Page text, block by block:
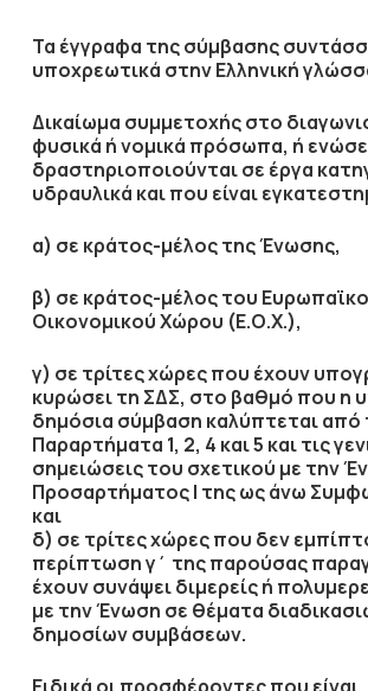
Τα έγγραφα της σύμβασης
υποχρεωτικά στην Ελληνική
Δικαίωμα συμμετοχής στο
φυσικά ή νομικά πρόσωπα, ή
δραστηριοποιούνται σε έργα
υδραυλικά και που είναι
α) σε κράτος-μέλος της Ένωσης,
β) σε κράτος-μέλος του
Οικονομικού Χώρου (Ε.Ο.Χ.),
γ) σε τρίτες χώρες που έχουν
κυρώσει τη ΣΔΣ, στο βαθμό που η
δημόσια σύμβαση καλύπτεται από
Παραρτήματα 1, 2, 4 και 5 και τις
σημειώσεις του σχετικού με την
Προσαρτήματος I της ως άνω
και
δ) σε τρίτες χώρες που δεν
περίπτωση γ΄ της παρούσας
έχουν συνάψει διμερείς ή
με την Ένωση σε θέματα
δημοσίων συμβάσεων.